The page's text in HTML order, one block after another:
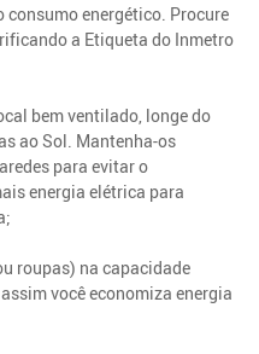
energético. Procure
a Etiqueta do Inmetro
bem ventilado, longe do
ao Sol. Mantenha-os
para evitar o
energia elétrica para
roupas) na capacidade
você economiza energia